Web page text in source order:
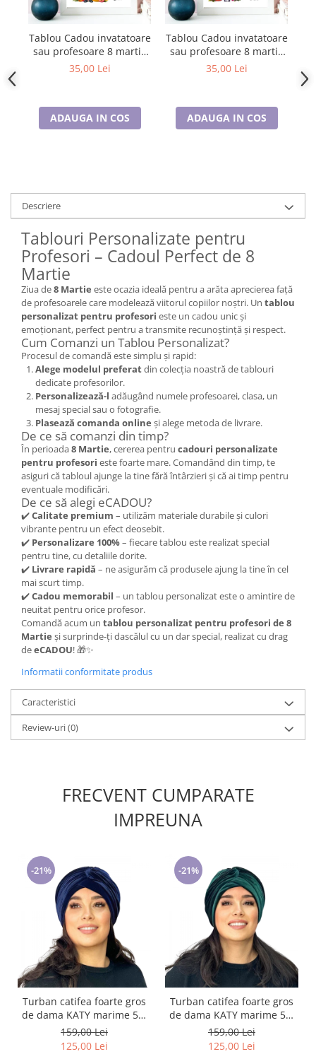
Tablou Cadou invatatoare
sau profesoare 8 martie
cu mesaje personalizate
35,00 Lei
ADAUGA IN COS
Tablou Cadou invatatoare
sau profesoare 8 martie
cu mesaje personalizate
35,00 Lei
ADAUGA IN COS
Descriere
Tablouri Personalizate pentru
Profesori – Cadoul Perfect de 8
Martie
Ziua de8 Martie este ocazia ideală pentru a arăta aprecierea față
de profesoarele care modelează viitorul copiilor noștri. Un tablou
personalizat pentru profesori este un cadou unic și
emoționant, perfect pentru a transmite recunoștință și respect.
Cum Comanzi un Tablou Personalizat?
Procesul de comandă este simplu și rapid:
Alege modelul preferatdin colecția noastră de tablouri
dedicate profesorilor.
Personalizează-l adăugând numele profesoarei, clasa, un
mesaj special sau o fotografie.
Plasează comanda online și alege metoda de livrare.
De ce să comanzi din timp?
În perioada8 Martie, cererea pentru cadouri personalizate
pentru profesori este foarte mare. Comandând din timp, te
asiguri că tabloul ajunge la tine fără întârzieri și că ai timp pentru
eventuale modificări.
De ce să alegi eCADOU?
✔️Calitate premium – utilizăm materiale durabile și culori
vibrante pentru un efect deosebit.
✔️ Personalizare 100%– fiecare tablou este realizat special
pentru tine, cu detaliile dorite.
✔️ Livrare rapidă – ne asigurăm că produsele ajung la tine în cel
mai scurt timp.
✔️Cadou memorabil – un tablou personalizat este o amintire de
neuitat pentru orice profesor.
Comandă acum un tablou personalizat pentru profesori de 8
Martie și surprinde-ți dascălul cu un dar special, realizat cu drag
deeCADOU! 🎁✨
Informatii conformitate produs
Caracteristici
Review-uri(0)
FRECVENT CUMPARATE
IMPREUNA
-21%
Turban catifea foarte gros
de dama KATY marime 58-
60, captuseala polar,
culoare bleomarin
159,00 Lei
125,00 Lei
-21%
Turban catifea foarte gros
de dama KATY marime 58-
60, captuseala polar,
culoare verde emerald
159,00 Lei
125,00 Lei